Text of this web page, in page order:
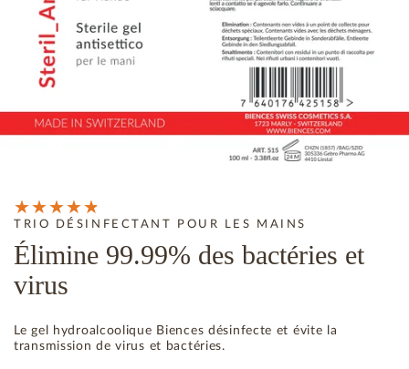
TRIO DÉSINFECTANT POUR LES MAINS
Élimine 99.99% des bactéries et
virus
Le gel hydroalcoolique Biences désinfecte et évite la
transmission de virus et bactéries.